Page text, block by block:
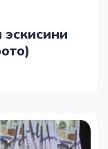
эскисини